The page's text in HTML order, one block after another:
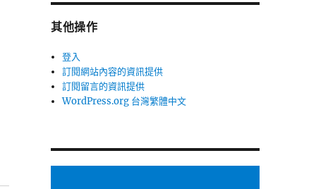
其他操作
登入
訂閱網站內容的資訊提供
訂閱留言的資訊提供
WordPress.org 台灣繁體中文